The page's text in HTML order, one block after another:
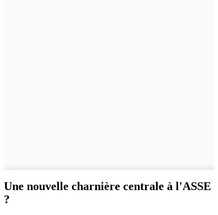
Une nouvelle charnière centrale à l'ASSE
?